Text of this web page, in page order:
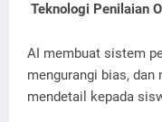
Teknologi Penilaian
AI membuat sistem
mengurangi bias,
mendetail kepada